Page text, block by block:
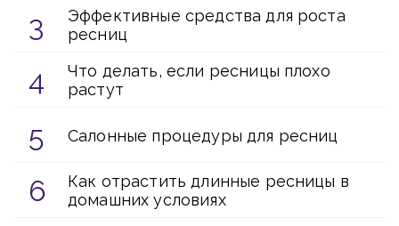
Эффективные средства для роста
ресниц
Что делать, если ресницы плохо
растут
Салонные процедуры для ресниц
Как отрастить длинные ресницы в
домашних условиях